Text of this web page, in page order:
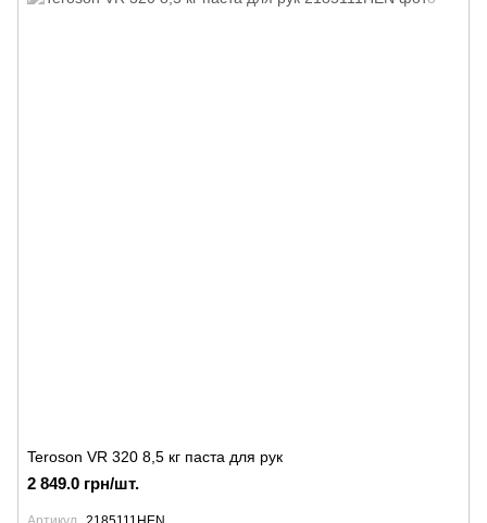
Teroson VR 320 8,5 кг паста для рук
2 849.0 грн/шт.